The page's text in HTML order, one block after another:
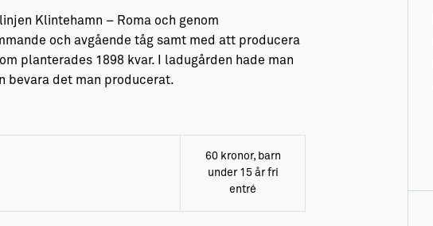
Klintehamn – Roma och genom
och avgående tåg samt med att producera
planterades 1898 kvar. I ladugården hade man
bevara det man producerat.
60 kronor, barn
under 15 år fri
entré